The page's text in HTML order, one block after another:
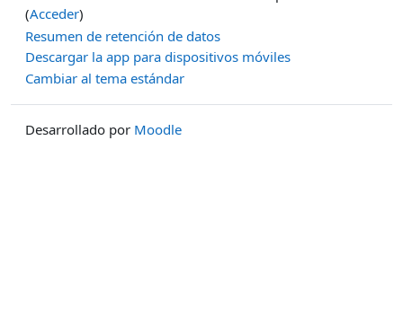
(Acceder)
Resumen de retención de datos
Descargar la app para dispositivos móviles
Cambiar al tema estándar
Desarrollado por Moodle